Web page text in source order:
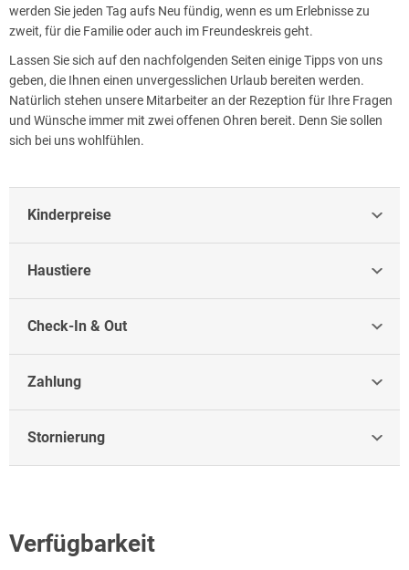
werden Sie jeden Tag aufs Neu fündig, wenn es um Erlebnisse zu
zweit, für die Familie oder auch im Freundeskreis geht.
Lassen Sie sich auf den nachfolgenden Seiten einige Tipps von uns
geben, die Ihnen einen unvergesslichen Urlaub bereiten werden.
Natürlich stehen unsere Mitarbeiter an der Rezeption für Ihre Fragen
und Wünsche immer mit zwei offenen Ohren bereit. Denn Sie sollen
sich bei uns wohlfühlen.
Kinderpreise
Haustiere
Check-In & Out
Zahlung
Stornierung
Verfügbarkeit